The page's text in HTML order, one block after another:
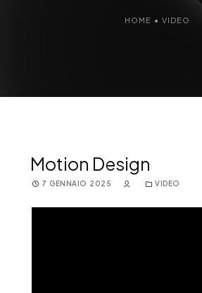
HOME • VIDEO
Motion Design
7 GENNAIO 2025 VIDEO